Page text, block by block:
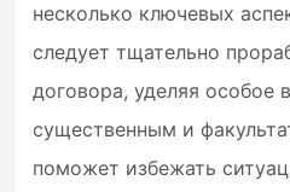
несколько ключевых
следует тщательно
договора, уделяя особое
существенным и
поможет избежать